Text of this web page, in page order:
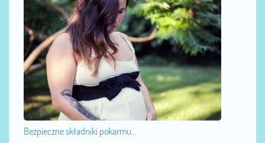
Bezpieczne składniki pokarmu...